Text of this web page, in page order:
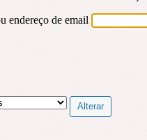
endereço de email